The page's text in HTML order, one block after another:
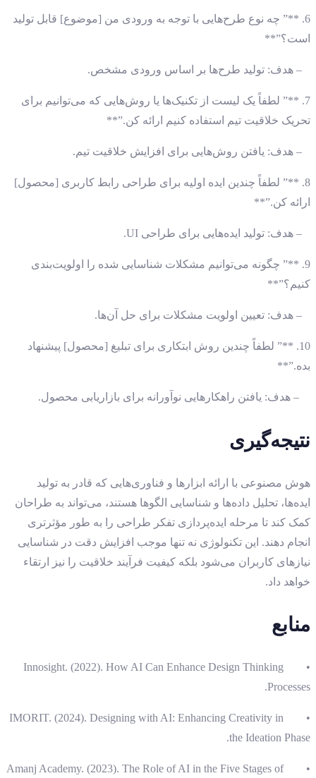
6. **” چه نوع طرح‌هایی با توجه به ورودی من [موضوع] قابل تولید
است؟”**
– هدف: تولید طرح‌ها بر اساس ورودی مشخص.
7. **” لطفاً یک لیست از تکنیک‌ها یا روش‌هایی که می‌توانیم برای
تحریک خلاقیت تیم استفاده کنیم ارائه کن.”**
– هدف: یافتن روش‌هایی برای افزایش خلاقیت تیم.
8. **” لطفاً چندین ایده اولیه برای طراحی رابط کاربری [محصول]
ارائه کن.”**
– هدف: تولید ایده‌هایی برای طراحی UI.
9. **” چگونه می‌توانیم مشکلات شناسایی شده را اولویت‌بندی
کنیم؟”**
– هدف: تعیین اولویت مشکلات برای حل آن‌ها.
10. **” لطفاً چندین روش ابتکاری برای تبلیغ [محصول] پیشنهاد
بده.”**
– هدف: یافتن راهکارهایی نوآورانه برای بازاریابی محصول.
نتیجه‌گیری
هوش مصنوعی با ارائه ابزارها و فناوری‌هایی که قادر به تولید
ایده‌ها، تحلیل داده‌ها و شناسایی الگوها هستند، می‌تواند به طراحان
کمک کند تا مرحله ایده‌پردازی تفکر طراحی را به طور مؤثرتری
انجام دهند. این تکنولوژی نه تنها موجب افزایش دقت در شناسایی
نیازهای کاربران می‌شود بلکه کیفیت فرآیند خلاقیت را نیز ارتقاء
خواهد داد.
منابع
• Innosight. (2022). How AI Can Enhance Design Thinking
Processes.
• IMORIT. (2024). Designing with AI: Enhancing Creativity in
the Ideation Phase.
• Amanj Academy. (2023). The Role of AI in the Five Stages of